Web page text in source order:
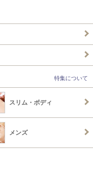
特集について
スリム・ボディ
メンズ